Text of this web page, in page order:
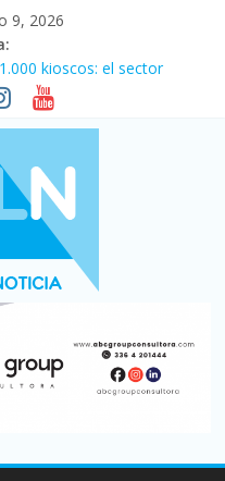
9, 2026
kioscos: el sector
de exportaciones en
el papá de Leo
con remontada incluida
en dos décadas y ya
Fe